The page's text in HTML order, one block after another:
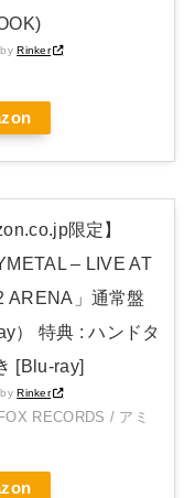
(DELUXE
JAPAN EDITION
byRinker
限定】
– LIVE AT
ARENA」通常盤
） 特典 : ハンドタ
[Blu-ray]
byRinker
RECORDS / アミ